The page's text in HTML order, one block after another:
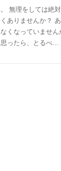
無理をしては絶
ありませんか？
くなっていませ
ったら、とるべ…